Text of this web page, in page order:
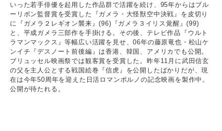
いった若手俳優を起用した作品群で活躍を続け、95年からはブル
ーリボン監督賞を受賞した『ガメラ・大怪獣空中決戦』を皮切り
に『ガメラ２レギオン襲来』(96)『ガメラ３イリス覚醒』(99)
と、平成ガメラ三部作を手掛ける。その後、テレビ作品『ウルト
ラマンマックス』等幅広い活躍を見せ、06年の藤原竜也・松山ケ
ンイチ『デスノート前後編』は香港、韓国、アメリカでも公開。
ブリュッセル映画祭では観客賞を受賞した。昨年11月に武田信玄
の父を主人公とする戦国絵巻『信虎』を公開したばかりだが、現
在は今年50周年を迎えた日活ロマンポルノの記念映画を製作中。
公開が待たれる。